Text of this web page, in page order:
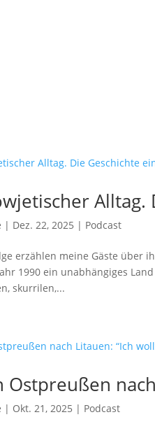
Alltag.
| Dez. 22, 2025 | Podcast
erzählen meine Gäste über
1990 ein unabhängiges
skurrilen,...
Ostpreußen
| Okt. 21, 2025 | Podcast